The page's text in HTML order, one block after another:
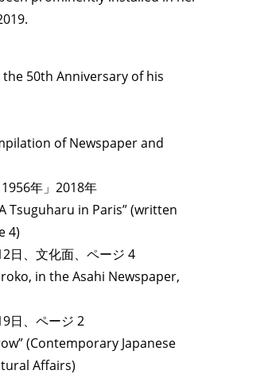
PEOPLE RANKING
50th Anniversary of his
of Newspaper and
年」2018年
Tsuguharu in Paris” (written
4)
日、文化面、ページ 4
in the Asahi Newspaper,
日、ページ 2
(Contemporary Japanese
Affairs)